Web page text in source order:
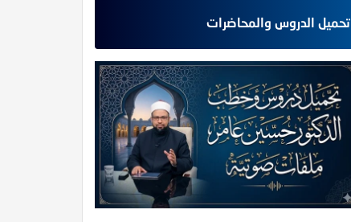
تحميل الدروس والمحاضرات